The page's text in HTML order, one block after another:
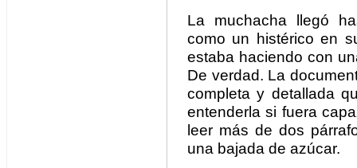
La muchacha llegó
como un histérico en
estaba haciendo con
De verdad. La
completa y detallada
entenderla si fuera
leer más de dos
una bajada de azúcar.